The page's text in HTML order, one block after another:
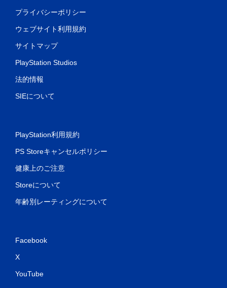
プライバシーポリシー
ウェブサイト利用規約
サイトマップ
PlayStation Studios
法的情報
SIEについて
PlayStation利用規約
PS Storeキャンセルポリシー
健康上のご注意
Storeについて
年齢別レーティングについて
Facebook
X
YouTube